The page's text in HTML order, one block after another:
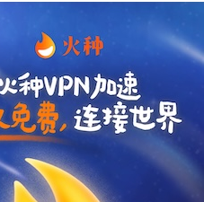
我再也不用担心了。
支持 [0] 反对 [0]
支持